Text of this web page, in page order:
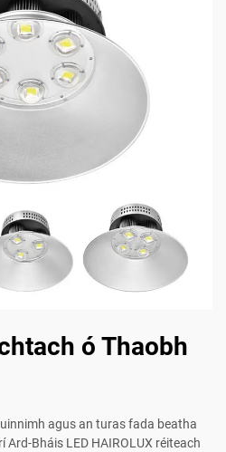
ó Thaobh
agus an turas fada beatha
Bháis LED HAIROLUX réiteach